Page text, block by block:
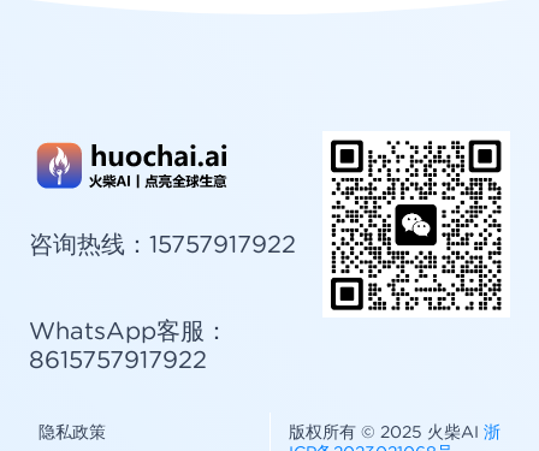
咨询热线：15757917922
WhatsApp客服：
8615757917922
隐私政策 版权所有 © 2025 火柴AI 浙
微信客服
扫码添加客服